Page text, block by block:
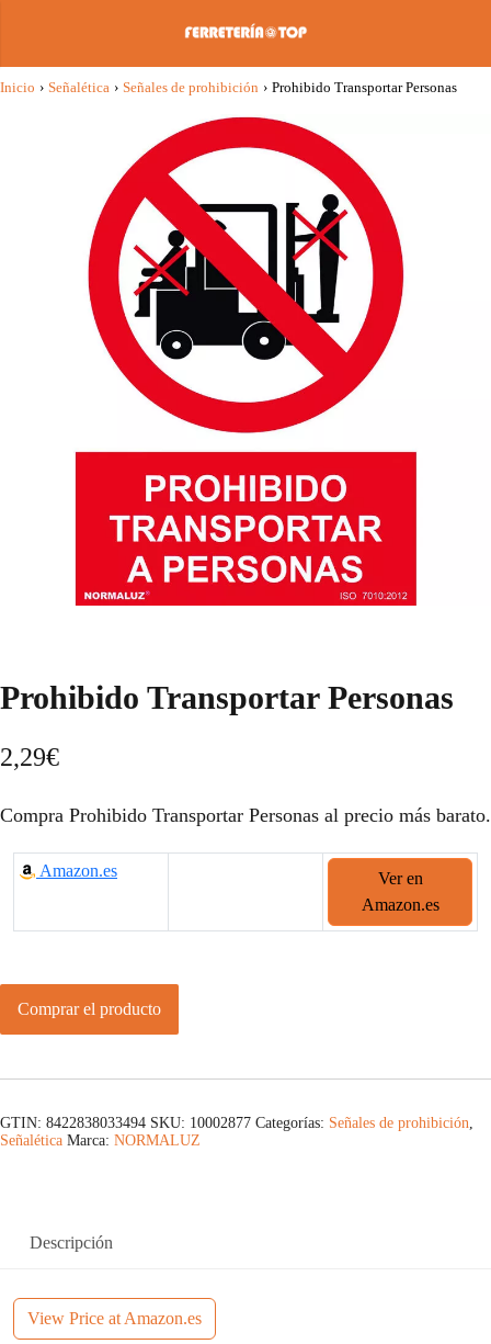
Inicio › Señalética › Señales de prohibición › Prohibido Transportar Personas
Prohibido Transportar Personas
2,29€
Compra Prohibido Transportar Personas al precio más barato.
Amazon.es
Ver en
Amazon.es
Comprar el producto
GTIN: 8422838033494 SKU: 10002877 Categorías: Señales de prohibición,
Señalética Marca: NORMALUZ
Descripción
View Price at Amazon.es